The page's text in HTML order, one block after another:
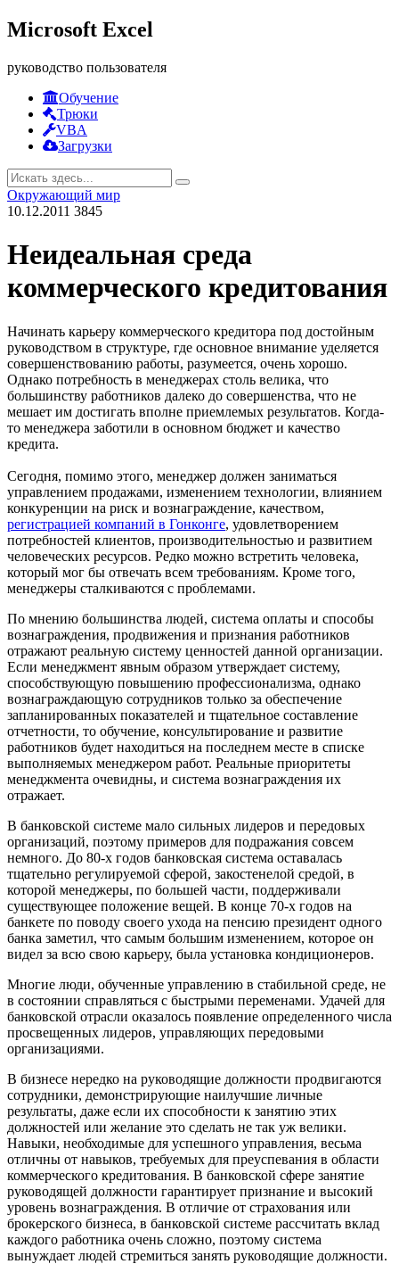
Microsoft Excel
руководство пользователя
Обучение
Трюки
VBA
Загрузки
Окружающий мир
10.12.2011 3845
Неидеальная среда
коммерческого кредитования
Начинать карьеру коммерческого кредитора под достойным
руководством в структуре, где основное внимание уделяется
совершенствованию работы, разумеется, очень хорошо.
Однако потребность в менеджерах столь велика, что
большинству работников далеко до совершенства, что не
мешает им достигать вполне приемлемых результатов. Когда-
то менеджера заботили в основном бюджет и качество
кредита.
Сегодня, помимо этого, менеджер должен заниматься
управлением продажами, изменением технологии, влиянием
конкуренции на риск и вознаграждение, качеством,
регистрацией компаний в Гонконге, удовлетворением
потребностей клиентов, производительностью и развитием
человеческих ресурсов. Редко можно встретить человека,
который мог бы отвечать всем требованиям. Кроме того,
менеджеры сталкиваются с проблемами.
По мнению большинства людей, система оплаты и способы
вознаграждения, продвижения и признания работников
отражают реальную систему ценностей данной организации.
Если менеджмент явным образом утверждает систему,
способствующую повышению профессионализма, однако
вознаграждающую сотрудников только за обеспечение
запланированных показателей и тщательное составление
отчетности, то обучение, консультирование и развитие
работников будет находиться на последнем месте в списке
выполняемых менеджером работ. Реальные приоритеты
менеджмента очевидны, и система вознаграждения их
отражает.
В банковской системе мало сильных лидеров и передовых
организаций, поэтому примеров для подражания совсем
немного. До 80-х годов банковская система оставалась
тщательно регулируемой сферой, закостенелой средой, в
которой менеджеры, по большей части, поддерживали
существующее положение вещей. В конце 70-х годов на
банкете по поводу своего ухода на пенсию президент одного
банка заметил, что самым большим изменением, которое он
видел за всю свою карьеру, была установка кондиционеров.
Многие люди, обученные управлению в стабильной среде, не
в состоянии справляться с быстрыми переменами. Удачей для
банковской отрасли оказалось появление определенного числа
просвещенных лидеров, управляющих передовыми
организациями.
В бизнесе нередко на руководящие должности продвигаются
сотрудники, демонстрирующие наилучшие личные
результаты, даже если их способности к занятию этих
должностей или желание это сделать не так уж велики.
Навыки, необходимые для успешного управления, весьма
отличны от навыков, требуемых для преуспевания в области
коммерческого кредитования. В банковской сфере занятие
руководящей должности гарантирует признание и высокий
уровень вознаграждения. В отличие от страхования или
брокерского бизнеса, в банковской системе рассчитать вклад
каждого работника очень сложно, поэтому система
вынуждает людей стремиться занять руководящие должности.